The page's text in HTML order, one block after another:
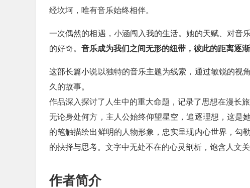
经坎坷，唯有音乐始终相伴。
一次偶然的相遇，小涵闯入我的生活。她的天赋、对音
的好奇。 音乐成为我们之间无形的纽带，彼此的距离逐渐
这部长篇小说以独特的音乐主题为线索，通过敏锐的视
久的故事。
作品深入探讨了人生中的重大命题，记录了思想在漫长旅
无论身处何方，主人公始终仰望星空，追逐理想，这是
的笔触描绘出鲜明的人物形象，忠实呈现内心世界，勾
的抉择与思考。文字中无处不在的心灵剖析，饱含人文关
作者简介